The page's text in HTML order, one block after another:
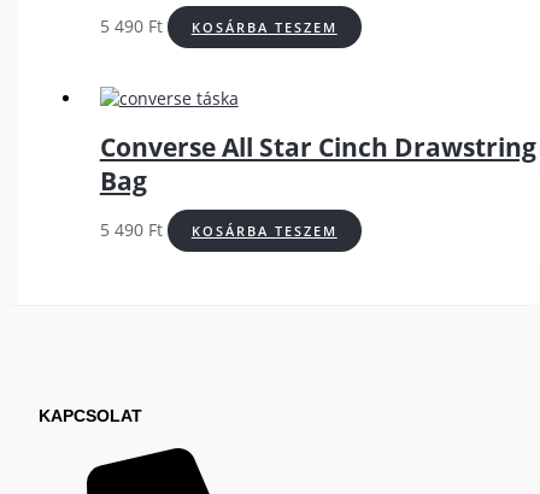
5 490 Ft KOSÁRBA TESZEM
Converse All Star Cinch Drawstring
Bag
5 490 Ft KOSÁRBA TESZEM
KAPCSOLAT